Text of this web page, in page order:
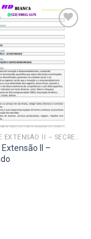
Add to
wishlist
II –